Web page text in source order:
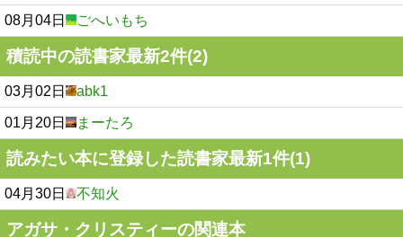
08月04日 ごへいもち
積読中の読書家最新2件(2)
03月02日 abk1
01月20日 まーたろ
読みたい本に登録した読書家最新1件(1)
04月30日 不知火
アガサ・クリスティーの関連本